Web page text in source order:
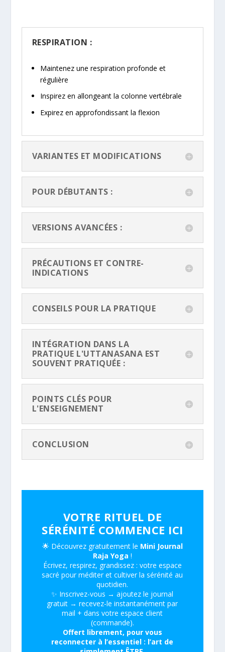
RESPIRATION :
Maintenez une respiration profonde et
régulière
Inspirez en allongeant la colonne vertébrale
Expirez en approfondissant la flexion
VARIANTES ET MODIFICATIONS
POUR DÉBUTANTS :
VERSIONS AVANCÉES :
PRÉCAUTIONS ET CONTRE-
INDICATIONS
CONSEILS POUR LA PRATIQUE
INTÉGRATION DANS LA
PRATIQUE L'UTTANASANA EST
SOUVENT PRATIQUÉE :
POINTS CLÉS POUR
L'ENSEIGNEMENT
CONCLUSION
VOTRE RITUEL DE
SÉRÉNITÉ COMMENCE ICI
🌟 Découvrez gratuitement le Mini Journal
Raja Yoga !
Écrivez, respirez, grandissez : votre espace
sacré pour méditer et cultiver la sérénité au
quotidien.
✨ Inscrivez-vous → ajoutez le journal
gratuit → recevez-le instantanément par
mail + dans votre espace client
(commande).
Offert librement, pour vous
reconnecter à l’essentiel : l’art de